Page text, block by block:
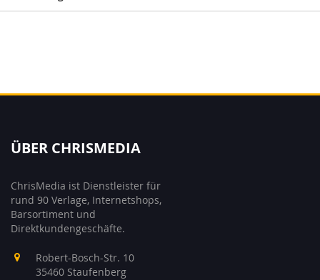
ÜBER CHRISMEDIA
ChrisMedia ist Dienstleister für
rund 90 Verlage, Internetshops,
Barsortiment und
Direktkundengeschäfte.
Robert-Bosch-Str. 10
35460 Staufenberg